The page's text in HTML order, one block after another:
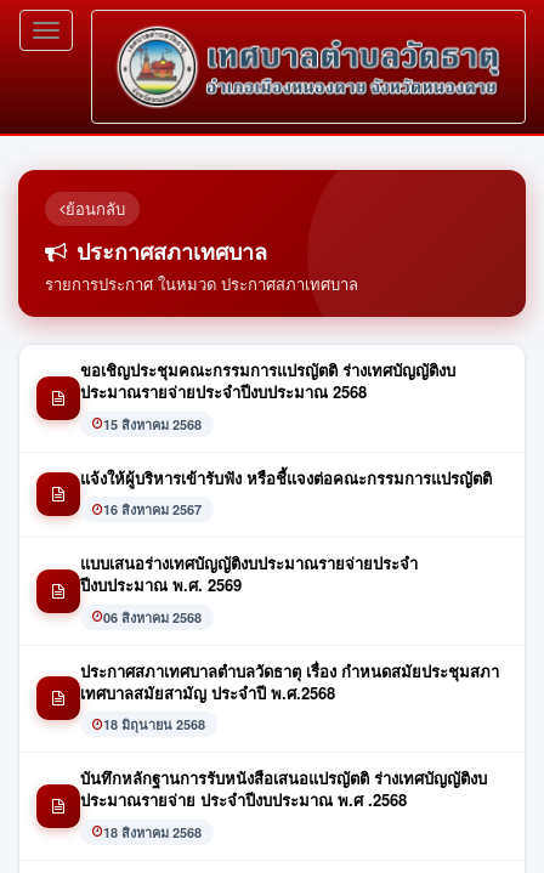
Toggle
navigation
ย้อนกลับ
ประกาศสภาเทศบาล
รายการประกาศ ในหมวด ประกาศสภาเทศบาล
ขอเชิญประชุมคณะกรรมการแปรญัตติ ร่างเทศบัญญัติงบ
ประมาณรายจ่ายประจำปีงบประมาณ 2568
15 สิงหาคม 2568
แจ้งให้ผู้บริหารเข้ารับฟัง หรือชี้แจงต่อคณะกรรมการแปรญัตติ
16 สิงหาคม 2567
แบบเสนอร่างเทศบัญญัติงบประมาณรายจ่ายประจำ
ปีงบประมาณ พ.ศ. 2569
06 สิงหาคม 2568
ประกาศสภาเทศบาลตำบลวัดธาตุ เรื่อง กำหนดสมัยประชุมสภา
เทศบาลสมัยสามัญ ประจำปี พ.ศ.2568
18 มิถุนายน 2568
บันทึกหลักฐานการรับหนังสือเสนอแปรญัตติ ร่างเทศบัญญัติงบ
ประมาณรายจ่าย ประจำปีงบประมาณ พ.ศ .2568
18 สิงหาคม 2568